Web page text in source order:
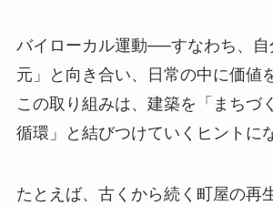
バイローカル運動──すなわち、自
元」と向き合い、日常の中に価値
この取り組みは、建築を「まちづ
循環」と結びつけていくヒントに
たとえば、古くから続く町屋の再